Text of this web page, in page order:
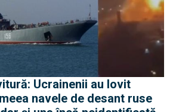
Ucrainenii au lovit
navele de desant ruse